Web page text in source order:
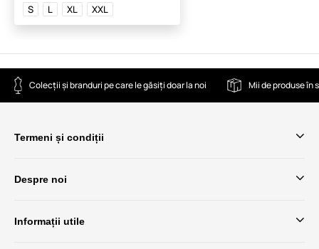
S L XL XXL
Colecții și branduri pe care le găsiți doar la noi Mii de produse în
Termeni și condiții
Despre noi
Informații utile